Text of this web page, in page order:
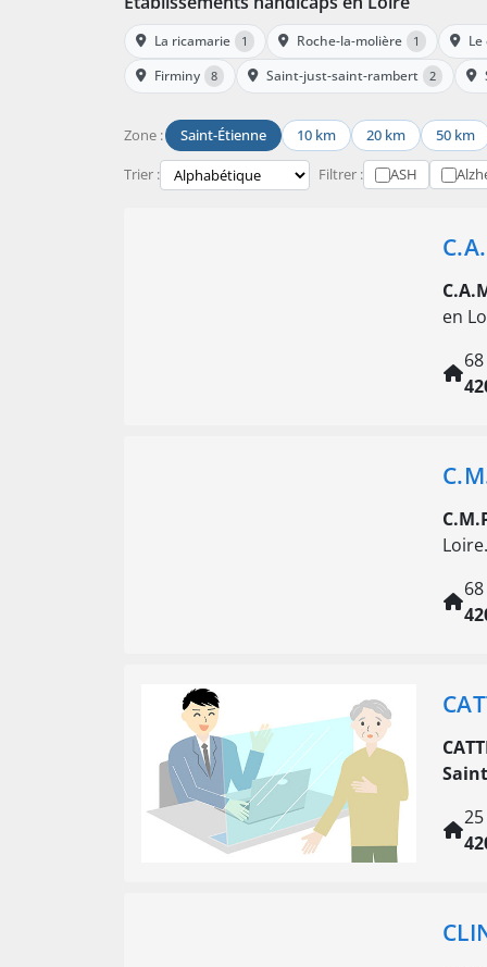
La ricamarie 1 Roche-la-molière 1
Firminy
8 Saint-just-saint-rambert 2
Zone : Saint-Étienne 10 km 20 km 50 km
Trier : Filtrer : ASH
en
Loire.